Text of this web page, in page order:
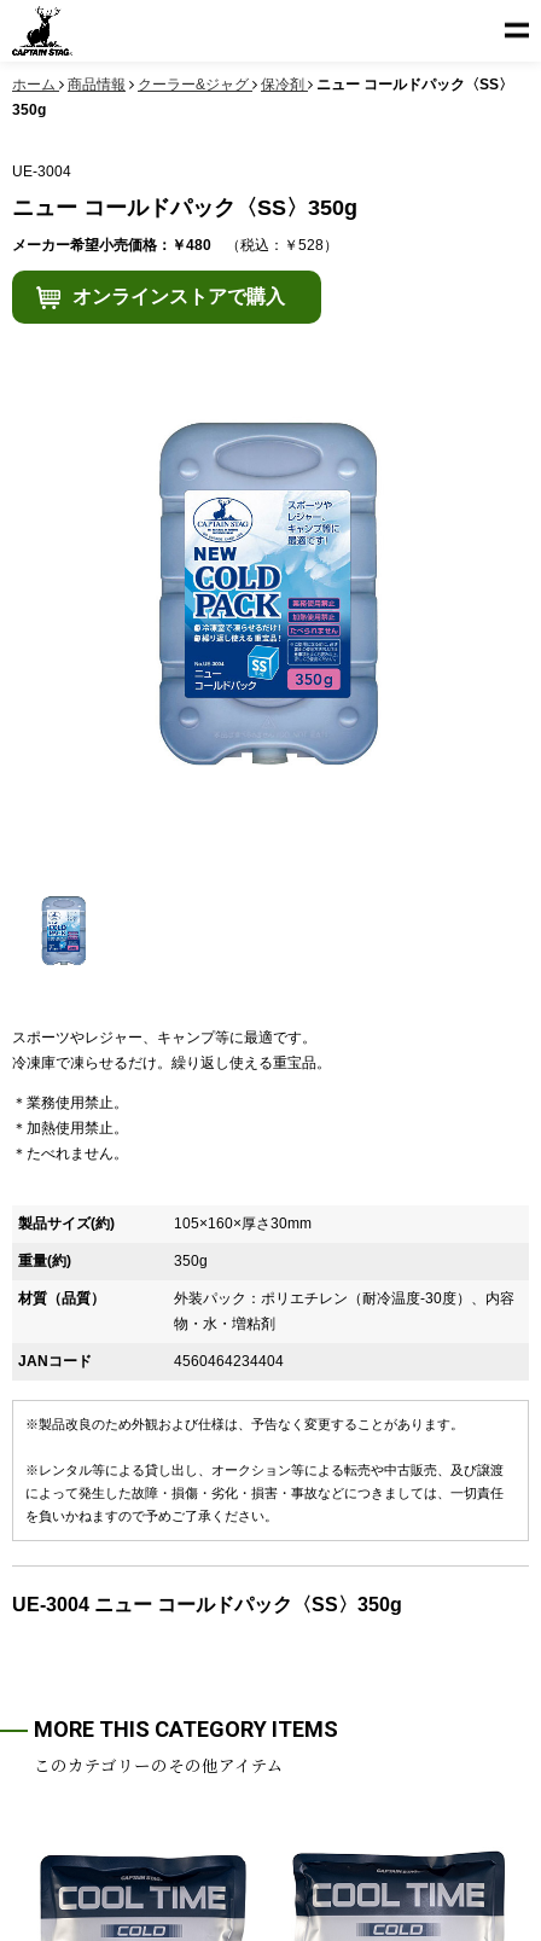
ホーム 商品情報 クーラー&ジャグ 保冷剤
ニュー コールドパック〈SS〉
350g
UE-3004
ニュー コールドパック〈SS〉350g
メーカー希望小売価格：￥480 （税込：￥528）
オンラインストアで購入
スポーツやレジャー、キャンプ等に最適です。
冷凍庫で凍らせるだけ。繰り返し使える重宝品。
＊業務使用禁止。
＊加熱使用禁止。
＊たべれません。
製品サイズ(約) 105×160×厚さ30mm
重量(約) 350g
材質（品質）
外装パック：ポリエチレン（耐冷温度-30度）、内容
物・水・増粘剤
JANコード 4560464234404
※製品改良のため外観および仕様は、予告なく変更することがあります。
※レンタル等による貸し出し、オークション等による転売や中古販売、及び譲渡
によって発生した故障・損傷・劣化・損害・事故などにつきましては、一切責任
を負いかねますので予めご了承ください。
UE-3004 ニュー コールドパック〈SS〉350g
MORE THIS CATEGORY ITEMS
このカテゴリーのその他アイテム